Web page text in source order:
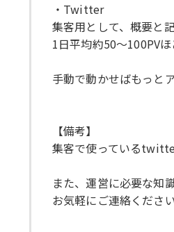
・Twitter
集客用として、概要と
1日平均約50～100PVほ
手動で動かせばもっと
【備考】
集客で使っている
また、運営に必要な知
お気軽にご連絡ください